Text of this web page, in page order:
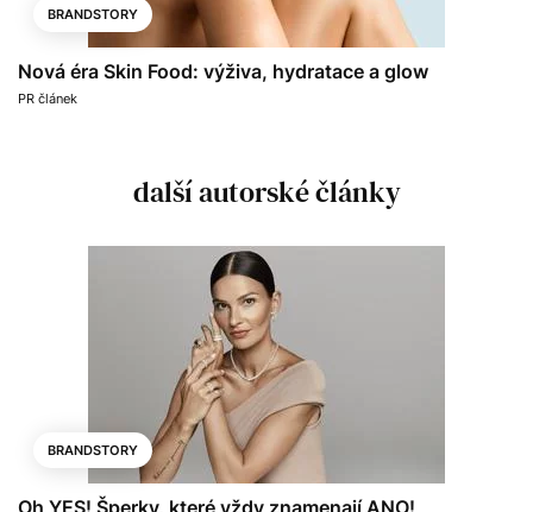
BRANDSTORY
Nová éra Skin Food: výživa, hydratace a glow
PR článek
další autorské články
BRANDSTORY